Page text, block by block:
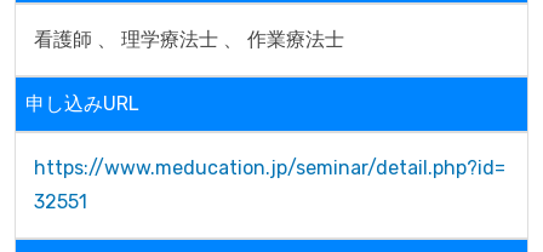
看護師 、 理学療法士 、 作業療法士
申し込みURL
https://www.meducation.jp/seminar/detail.php?id=
32551